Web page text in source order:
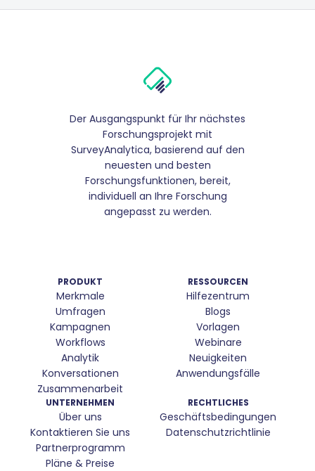
Der Ausgangspunkt für Ihr nächstes
Forschungsprojekt mit
SurveyAnalytica, basierend auf den
neuesten und besten
Forschungsfunktionen, bereit,
individuell an Ihre Forschung
angepasst zu werden.
PRODUKT
Merkmale
Umfragen
Kampagnen
Workflows
Analytik
Konversationen
Zusammenarbeit
RESSOURCEN
Hilfezentrum
Blogs
Vorlagen
Webinare
Neuigkeiten
Anwendungsfälle
UNTERNEHMEN
Über uns
Kontaktieren Sie uns
Partnerprogramm
Pläne & Preise
RECHTLICHES
Geschäftsbedingungen
Datenschutzrichtlinie